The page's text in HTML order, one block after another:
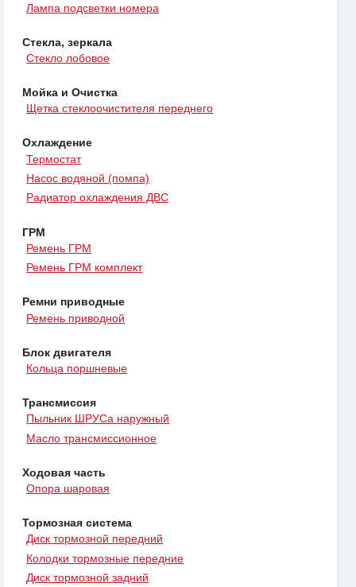
Лампа подсветки номера
Стекла, зеркала
Стекло лобовое
Мойка и Очистка
Щетка стеклоочистителя переднего
Охлаждение
Термостат
Насос водяной (помпа)
Радиатор охлаждения ДВС
ГРМ
Ремень ГРМ
Ремень ГРМ комплект
Ремни приводные
Ремень приводной
Блок двигателя
Кольца поршневые
Трансмиссия
Пыльник ШРУСа наружный
Масло трансмиссионное
Ходовая часть
Опора шаровая
Тормозная система
Диск тормозной передний
Колодки тормозные передние
Диск тормозной задний